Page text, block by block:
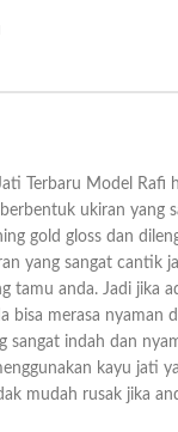
Terbaru Model Rafi
ukiran yang
gold gloss dan
yang sangat cantik
tamu anda. Jadi jika
bisa merasa nyaman
sangat indah dan
kayu jati
mudah rusak jika